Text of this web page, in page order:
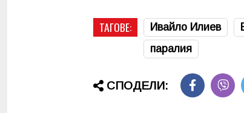
ТАГОВЕ: Ивайло Илиев
паралия
СПОДЕЛИ: